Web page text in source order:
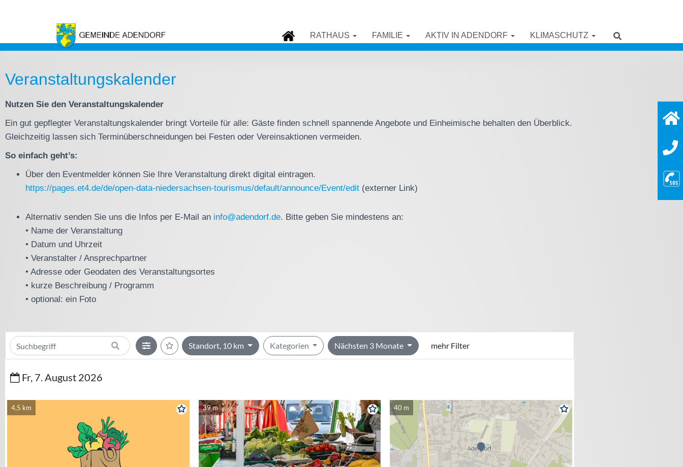
RATHAUS FAMILIE AKTIV IN ADENDORF KLIMASCHUTZ
Veranstaltungskalender
Nutzen Sie den Veranstaltungskalender
Ein gut gepflegter Veranstaltungskalender bringt Vorteile für alle: Gäste finden schnell spannende Angebote und Einheimische behalten den Überblick.
Gleichzeitig lassen sich Terminüberschneidungen bei Festen oder Vereinsaktionen vermeiden.
So einfach geht’s:
Über den Eventmelder können Sie Ihre Veranstaltung direkt digital eintragen.
https://pages.et4.de/de/open-data-niedersachsen-tourismus/default/announce/Event/edit (externer Link)
Alternativ senden Sie uns die Infos per E-Mail an info@adendorf.de. Bitte geben Sie mindestens an:
• Name der Veranstaltung
• Datum und Uhrzeit
• Veranstalter / Ansprechpartner
• Adresse oder Geodaten des Veranstaltungsortes
• kurze Beschreibung / Programm
• optional: ein Foto